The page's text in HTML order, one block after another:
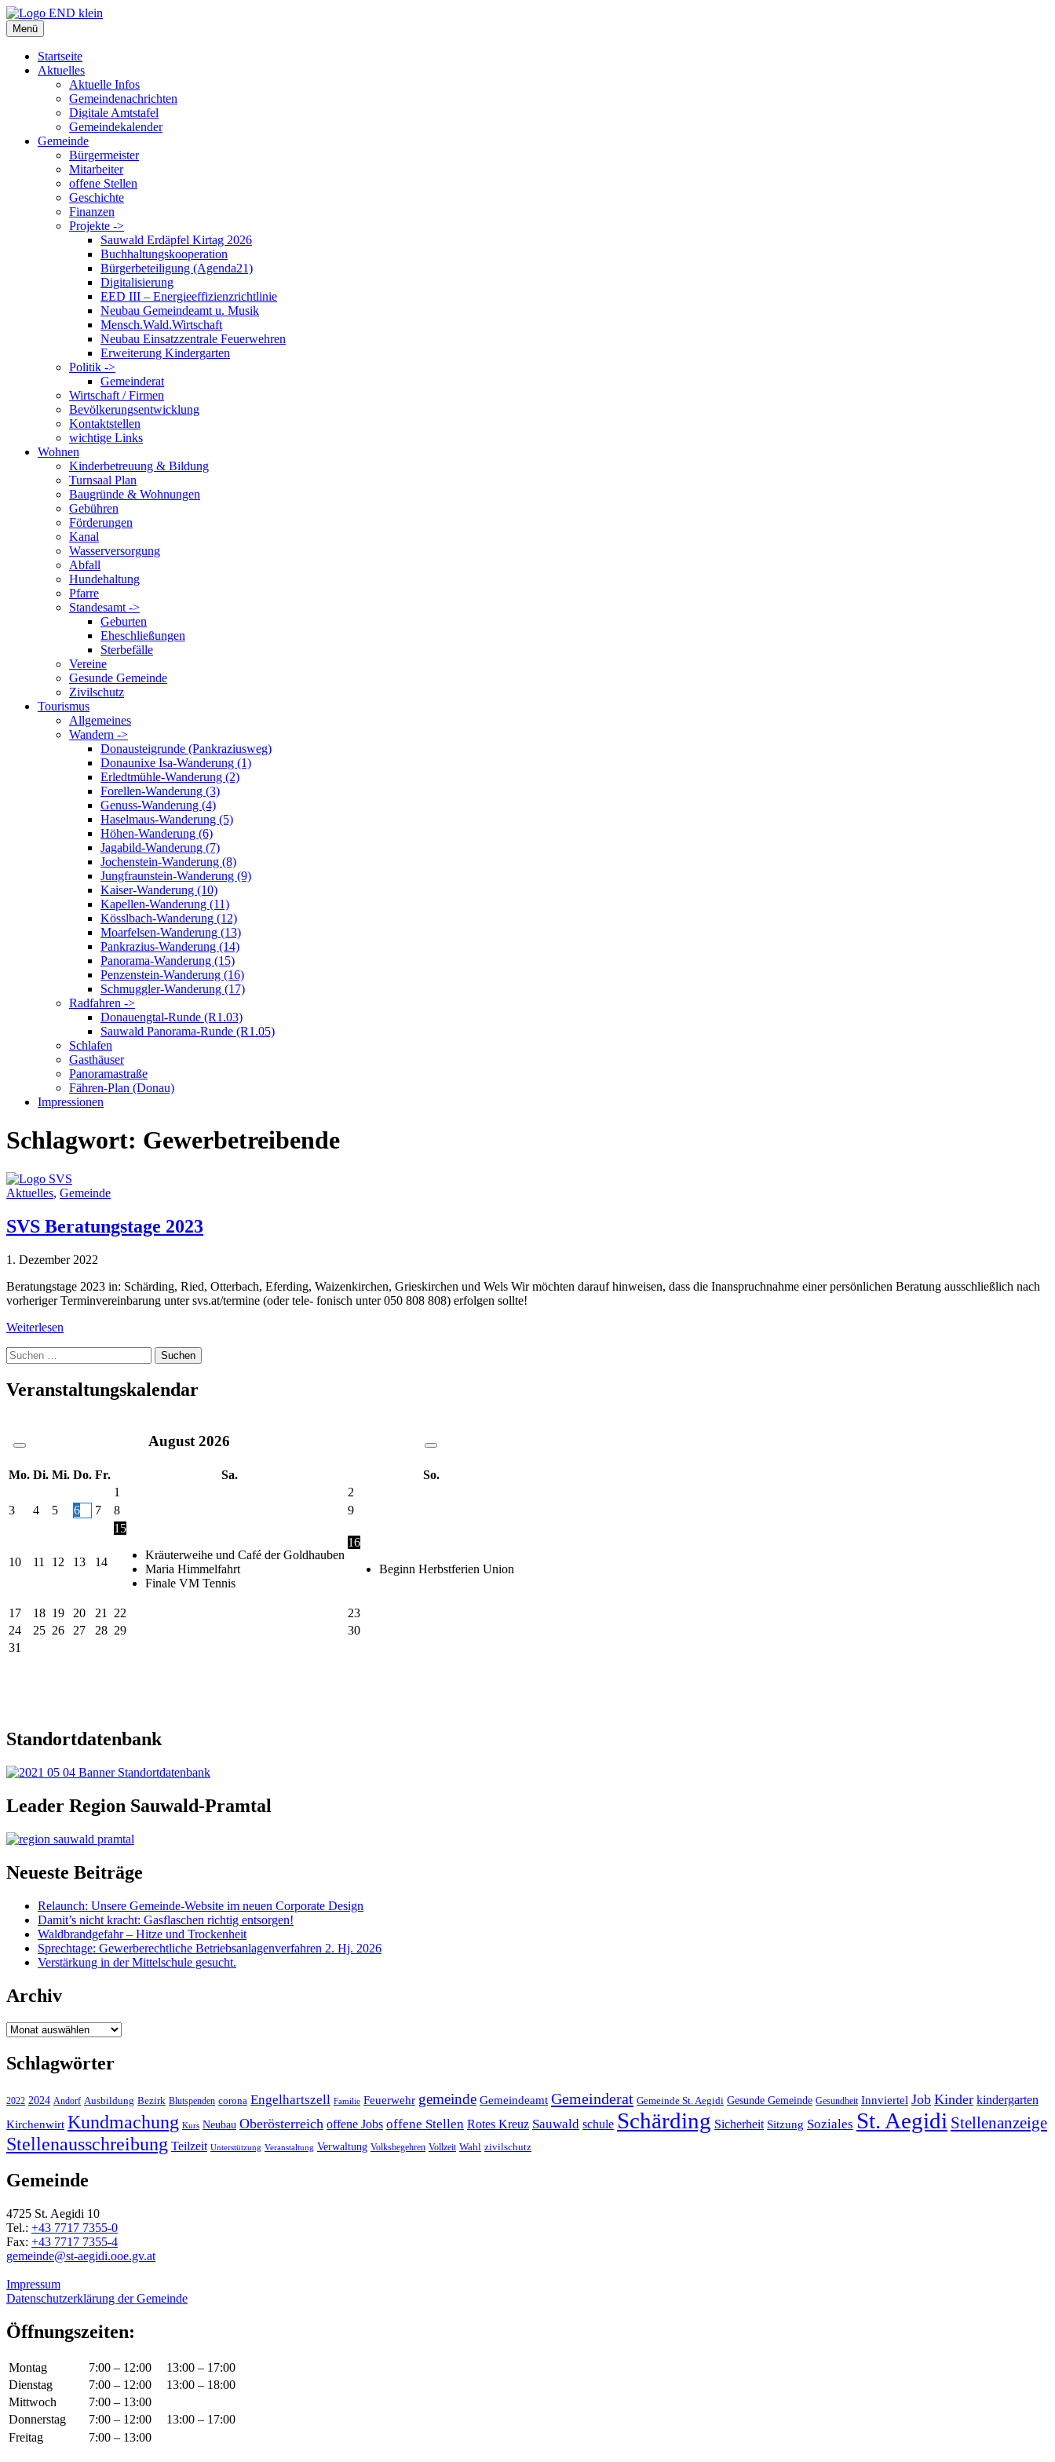
Zum
Inhalt
springen
Menü
Startseite
Aktuelles
Aktuelle Infos
Gemeindenachrichten
Digitale Amtstafel
Gemeindekalender
Gemeinde
Bürgermeister
Mitarbeiter
offene Stellen
Geschichte
Finanzen
Projekte ->
Sauwald Erdäpfel Kirtag 2026
Buchhaltungskooperation
Bürgerbeteiligung (Agenda21)
Digitalisierung
EED III – Energieeffizienzrichtlinie
Neubau Gemeindeamt u. Musik
Mensch.Wald.Wirtschaft
Neubau Einsatzzentrale Feuerwehren
Erweiterung Kindergarten
Politik ->
Gemeinderat
Wirtschaft / Firmen
Bevölkerungsentwicklung
Kontaktstellen
wichtige Links
Wohnen
Kinderbetreuung & Bildung
Turnsaal Plan
Baugründe & Wohnungen
Gebühren
Förderungen
Kanal
Wasserversorgung
Abfall
Hundehaltung
Pfarre
Standesamt ->
Geburten
Eheschließungen
Sterbefälle
Vereine
Gesunde Gemeinde
Zivilschutz
Tourismus
Allgemeines
Wandern ->
Donausteigrunde (Pankraziusweg)
Donaunixe Isa-Wanderung (1)
Erledtmühle-Wanderung (2)
Forellen-Wanderung (3)
Genuss-Wanderung (4)
Haselmaus-Wanderung (5)
Höhen-Wanderung (6)
Jagabild-Wanderung (7)
Jochenstein-Wanderung (8)
Jungfraunstein-Wanderung (9)
Kaiser-Wanderung (10)
Kapellen-Wanderung (11)
Kösslbach-Wanderung (12)
Moarfelsen-Wanderung (13)
Pankrazius-Wanderung (14)
Panorama-Wanderung (15)
Penzenstein-Wanderung (16)
Schmuggler-Wanderung (17)
Radfahren ->
Donauengtal-Runde (R1.03)
Sauwald Panorama-Runde (R1.05)
Schlafen
Gasthäuser
Panoramastraße
Fähren-Plan (Donau)
Impressionen
Schlagwort: Gewerbetreibende
Aktuelles, Gemeinde
SVS Beratungstage 2023
1. Dezember 2022
Beratungstage 2023 in: Schärding, Ried, Otterbach, Eferding, Waizenkirchen, Grieskirchen und Wels Wir möchten darauf hinweisen, dass die Inanspruchnahme einer persönlichen Beratung ausschließlich nach
vorheriger Terminvereinbarung unter svs.at/termine (oder tele- fonisch unter 050 808 808) erfolgen sollte!
Weiterlesen
Suche
nach:
Veranstaltungskalendar
August 2026
Mo. Di. Mi. Do. Fr. Sa.
So.
1
2
3
4 5 6 7 8 9
10 11 12 13 14
15
Kräuterweihe und Café der Goldhauben
Maria Himmelfahrt
Finale VM Tennis
16
Beginn Herbstferien Union
17 18 19 20 21 22
23
24
25 26 27 28 29
30
31
Standortdatenbank
Leader Region Sauwald-Pramtal
Neueste Beiträge
Relaunch: Unsere Gemeinde-Website im neuen Corporate Design
Damit’s nicht kracht: Gasflaschen richtig entsorgen!
Waldbrandgefahr – Hitze und Trockenheit
Sprechtage: Gewerberechtliche Betriebsanlagenverfahren 2. Hj. 2026
Verstärkung in der Mittelschule gesucht.
Archiv
Archiv
Schlagwörter
2022 2024 Andorf Ausbildung Bezirk Blutspenden corona Engelhartszell Familie Feuerwehr gemeinde Gemeindeamt Gemeinderat Gemeinde St. Aegidi Gesunde Gemeinde Gesundheit Innviertel Job Kinder kindergarten
Kirchenwirt Kundmachung Kurs Neubau Oberösterreich offene Jobs offene Stellen Rotes Kreuz Sauwald schule Schärding Sicherheit Sitzung Soziales St. Aegidi Stellenanzeige
Stellenausschreibung Teilzeit Unterstützung Veranstaltung Verwaltung Volksbegehren Vollzeit Wahl zivilschutz
Gemeinde
4725 St. Aegidi 10
Tel.: +43 7717 7355-0
Fax: +43 7717 7355-4
gemeinde@st-aegidi.ooe.gv.at
Impressum
Datenschutzerklärung der Gemeinde
Öffnungszeiten:
Montag 7:00 – 12:00
13:00 – 17:00
Dienstag
7:00 – 12:00
13:00 – 18:00
Mittwoch
7:00 – 13:00
Donnerstag
7:00 – 12:00
13:00 – 17:00
Freitag
7:00 – 13:00